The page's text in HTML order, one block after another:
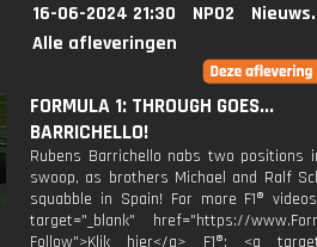
16-06-2024 21:30 NPO2
Alle afleveringen
FORMULA 1: THROUGH GOES...
BARRICHELLO!
Rubens Barrichello nabs two positions
swoop, as brothers Michael and Ralf
squabble in Spain! For more F1®
target="_blank" href="https://
Follow">Klik hier</a> F1®: <a